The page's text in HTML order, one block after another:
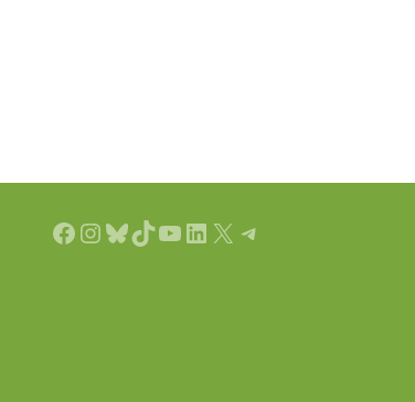
Facebook
Instagram
Bluesky
TikTok
YouTube
LinkedIn
X Telegram